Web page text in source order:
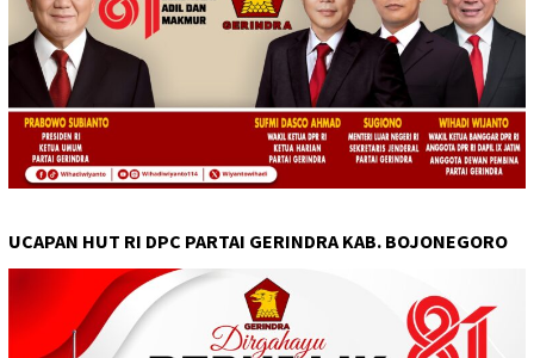
UCAPAN HUT RI DPC PARTAI GERINDRA KAB. BOJONEGORO